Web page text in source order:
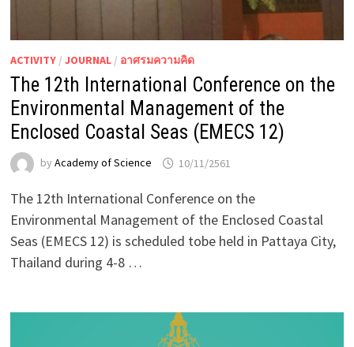
ACTIVITY/ JOURNAL/ อาศรมความคิด
The 12th International Conference on the
Environmental Management of the
Enclosed Coastal Seas (EMECS 12)
by Academy of Science 10/11/2561
The 12th International Conference on the
Environmental Management of the Enclosed Coastal
Seas (EMECS 12) is scheduled tobe held in Pattaya City,
Thailand during 4-8 …